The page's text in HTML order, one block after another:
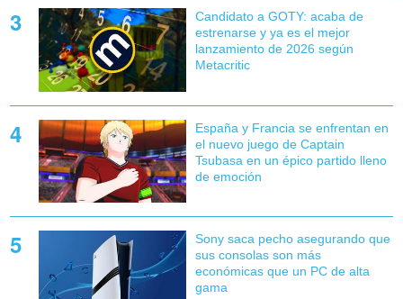
Candidato a GOTY: acaba de
estrenarse y ya es el mejor
lanzamiento de 2026 según
Metacritic
España y Francia se enfrentan en
el nuevo juego de Captain
Tsubasa en un épico partido lleno
de emoción
Sony saca pecho asegurando que
sus consolas son más
económicas que un PC de alta
gama